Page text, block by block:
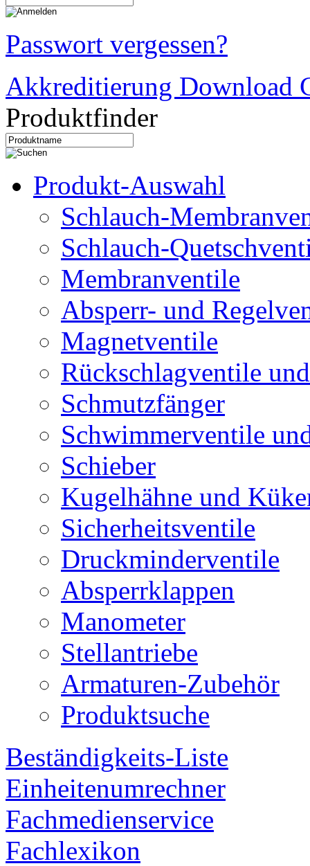
Passwort vergessen?
Akkreditierung Download
Produktfinder
Produkt-Auswahl
Schlauch-
Schlauch-
Membranventile
Absperr- und
Magnetventile
Rückschlagventile
Schmutzfänger
Schwimmerventile
Schieber
Kugelhähne und
Sicherheitsventile
Druckminderventile
Absperrklappen
Manometer
Stellantriebe
Armaturen-Zubehör
Produktsuche
Beständigkeits-Liste
Einheitenumrechner
Fachmedienservice
Fachlexikon